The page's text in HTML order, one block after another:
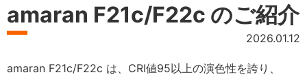
amaran F21c/F22c のご紹介
2026.01.12
amaran F21c/F22c は、CRI値95以上の演色性を誇り、